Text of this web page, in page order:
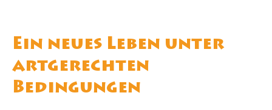
Ein neues Leben unter
artgerechten
Bedingungen